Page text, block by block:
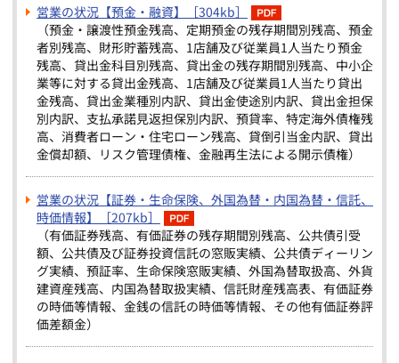
営業の状況【預金・融資】［304kb］
（預金・譲渡性預金残高、定期預金の残存期間別残高、預金
者別残高、財形貯蓄残高、1店舗及び従業員1人当たり預金
残高、貸出金科目別残高、貸出金の残存期間別残高、中小企
業等に対する貸出金残高、1店舗及び従業員1人当たり貸出
金残高、貸出金業種別内訳、貸出金使途別内訳、貸出金担保
別内訳、支払承諾見返担保別内訳、預貸率、特定海外債権残
高、消費者ローン・住宅ローン残高、貸倒引当金内訳、貸出
金償却額、リスク管理債権、金融再生法による開示債権）
営業の状況【証券・生命保険、外国為替・内国為替・信託、
時価情報】［207kb］
（有価証券残高、有価証券の残存期間別残高、公共債引受
額、公共債及び証券投資信託の窓販実績、公共債ディーリン
グ実績、預証率、生命保険窓販実績、外国為替取扱高、外貨
建資産残高、内国為替取扱実績、信託財産残高表、有価証券
の時価等情報、金銭の信託の時価等情報、その他有価証券評
価差額金）